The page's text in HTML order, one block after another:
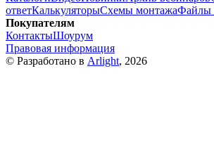
ответКалькуляторыСхемы монтажаФайлы
Покупателям
КонтактыШоурум
Правовая информация
© Разработано в Arlight, 2026